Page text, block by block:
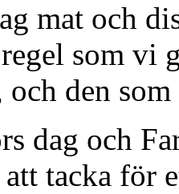
mat och
som vi
och den
dag och
tacka för